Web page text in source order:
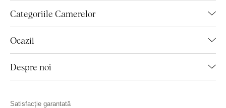
Categoriile Camerelor
Ocazii
Despre noi
Satisfacție garantată